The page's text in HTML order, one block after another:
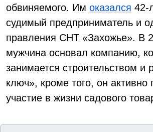
обвиняемого. Им оказался 42-
судимый предприниматель и
правления СНТ «Захожье». В
мужчина основал компанию,
занимается строительством и
ключ», кроме того, он активно
участие в жизни садового